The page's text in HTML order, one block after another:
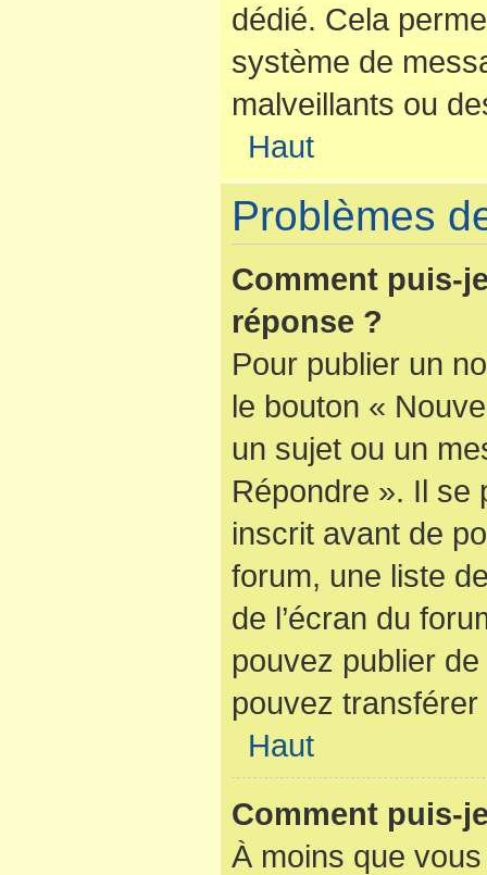
dédié. Cela
système de
malveillants ou
Haut
Problèmes
Comment puis-
réponse ?
Pour publier un
le bouton «
un sujet ou un
Répondre ». Il se
inscrit avant de
forum, une liste
de l’écran du
pouvez publier
pouvez
Haut
Comment puis-
À moins que